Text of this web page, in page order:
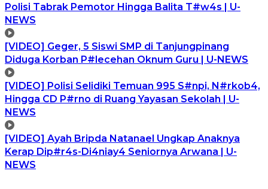
Polisi Tabrak Pemotor Hingga Balita T#w4s | U-
NEWS
[VIDEO] Geger, 5 Siswi SMP di Tanjungpinang
Diduga Korban P#lecehan Oknum Guru | U-NEWS
[VIDEO] Polisi Selidiki Temuan 995 S#npi, N#rkob4,
Hingga CD P#rno di Ruang Yayasan Sekolah | U-
NEWS
[VIDEO] Ayah Bripda Natanael Ungkap Anaknya
Kerap Dip#r4s-Di4niay4 Seniornya Arwana | U-
NEWS